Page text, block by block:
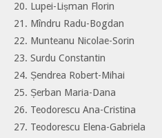
20. Lupei-Lișman Florin
21. Mîndru Radu-Bogdan
22. Munteanu Nicolae-Sorin
23. Surdu Constantin
24. Șendrea Robert-Mihai
25. Șerban Maria-Dana
26. Teodorescu Ana-Cristina
27. Teodorescu Elena-Gabriela